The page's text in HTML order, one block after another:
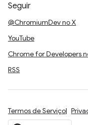
Seguir
@ChromiumDev no X
YouTube
Chrome for Developers
RSS
Termos de Serviço